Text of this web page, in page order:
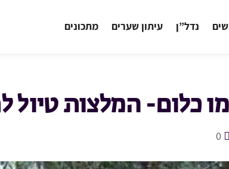
נדל”ן עיתון שערים מתכונים
כלום- המלצות טיול
0